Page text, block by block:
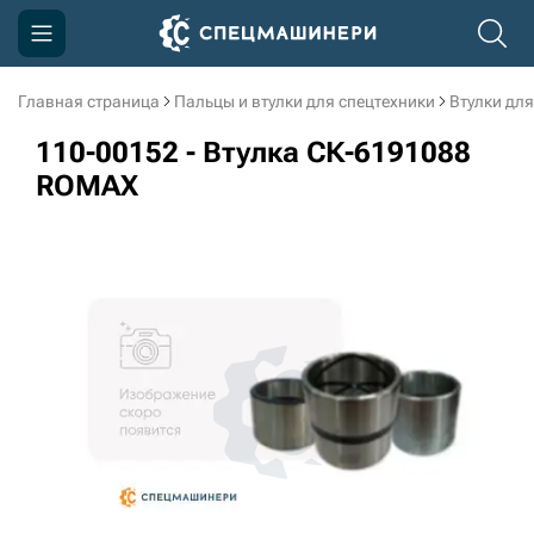
Главная страница Пальцы и втулки для спецтехники Втулки
110-00152 - Втулка СК-6191088
ROMAX
Компания
Акции
3D тур по производству
3D тур по складам
sksale@skdst.ru